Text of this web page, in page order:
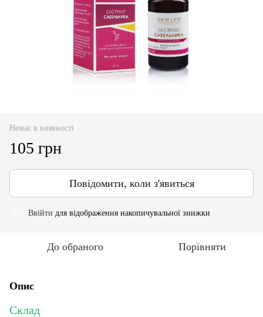
Немає в наявності
105 грн
Повідомити, коли з'явиться
Ввійти для відображення накопичувальної знижки
До обраного Порівняти
Опис
Склад